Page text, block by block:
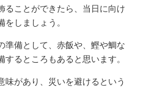
ることができたら、当日に向け
しましょう。
準備として、赤飯や、鰹や鯛な
るところもあると思います。
味があり、災いを避けるという